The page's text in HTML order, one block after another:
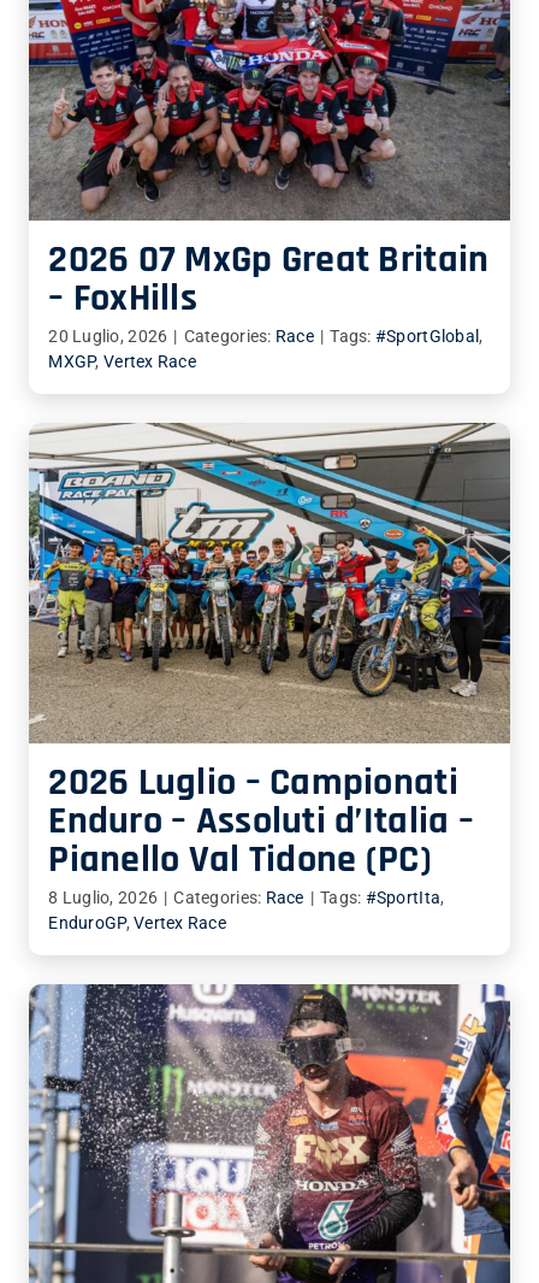
2026 07 MxGp Great Britain
– FoxHills
20 Luglio, 2026 | Categories: Race | Tags: #SportGlobal,
MXGP, Vertex Race
2026 Luglio – Campionati
Enduro – Assoluti d’Italia –
Pianello Val Tidone (PC)
8 Luglio, 2026 | Categories: Race | Tags: #SportIta,
EnduroGP,Vertex Race